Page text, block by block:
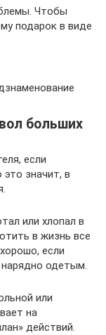
Чтобы
подарок в виде
больших
если
значит, в
или хлопал в
в жизнь все
если
одетым.
или
на
действий.